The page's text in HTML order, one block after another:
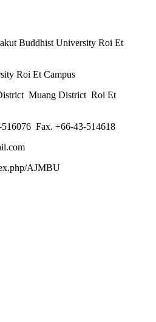
Buddhist University Roi Et
Roi Et Campus
Muang District Roi Et
Fax. +66-43-514618
AJMBU